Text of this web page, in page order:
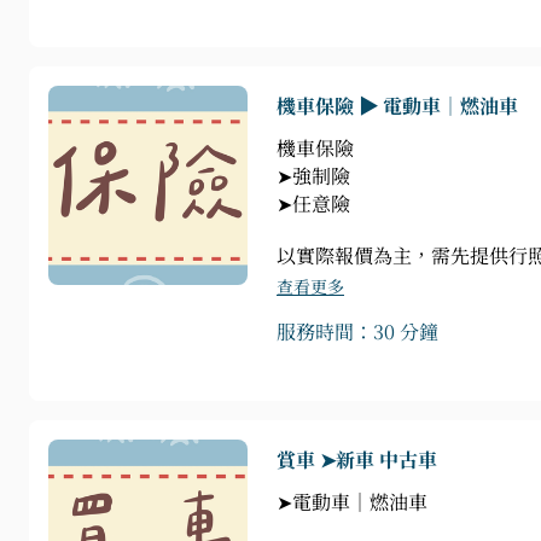
機車保險 ▶ 電動車｜燃油車
機車保險
➤強制險
➤任意險
以實際報價為主，需先提供行
查看更多
服務時間：30 分鐘
賞車 ➤新車 中古車
➤電動車｜燃油車